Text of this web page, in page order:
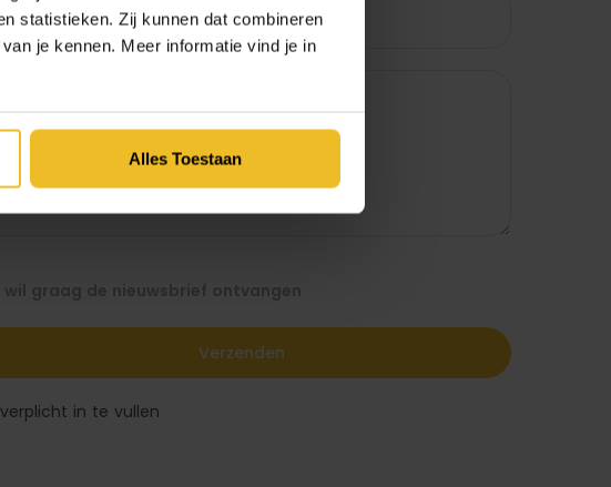
statistieken. Zij kunnen dat combineren
je kennen. Meer informatie vind je in
Alles Toestaan
in te vullen